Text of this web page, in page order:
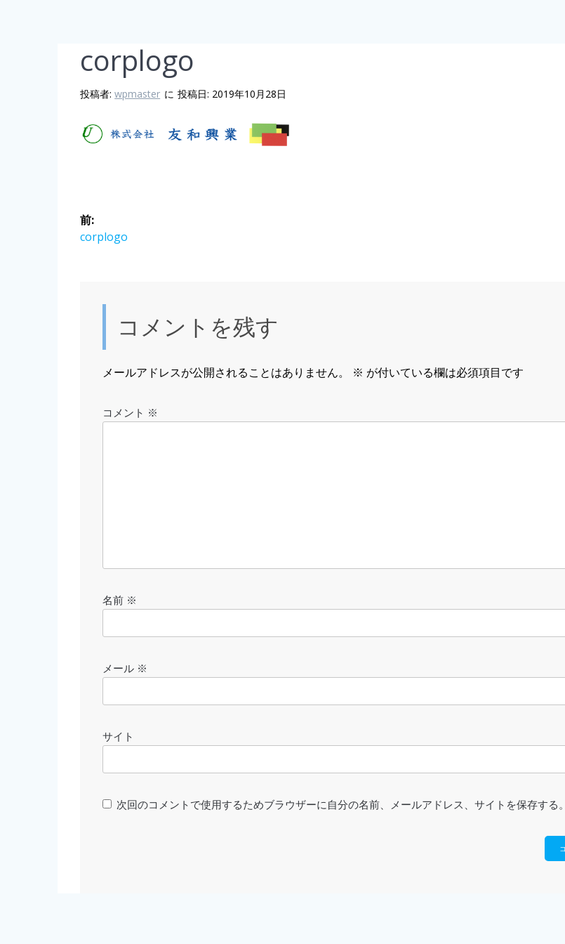
corplogo
投稿者:wpmaster に 投稿日: 2019年10月28日
投
稿
前:
前
corplogo
コメントを残す
メールアドレスが公開されることはありません。 ※ が付いている欄は必須項目です
コメント ※
名前 ※
メール ※
サイト
次回のコメントで使用するためブラウザーに自分の名前、メールアドレス、サイトを保存する。